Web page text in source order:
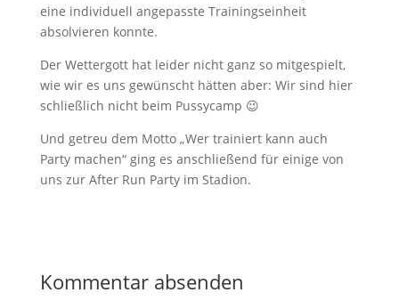
eine individuell angepasste Trainingseinheit
absolvieren konnte.
Der Wettergott hat leider nicht ganz so mitgespielt,
wie wir es uns gewünscht hätten aber: Wir sind hier
schließlich nicht beim Pussycamp 😉
Und getreu dem Motto „Wer trainiert kann auch
Party machen“ ging es anschließend für einige von
uns zur After Run Party im Stadion.
Kommentar absenden